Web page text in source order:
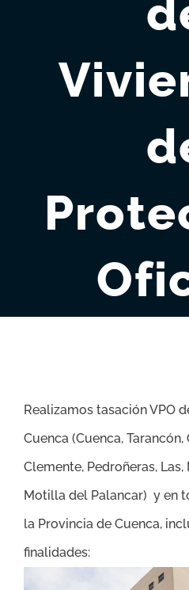
Realizamos tasación VPO
Cuenca (Cuenca,
Clemente, Pedroñeras,
Motilla del Palancar) y en
la Provincia de Cuenca,
finalidades: